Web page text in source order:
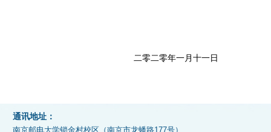
二零二零年一月十一日
通讯地址：
南京邮电大学锁金村校区（南京市龙蟠路177号）